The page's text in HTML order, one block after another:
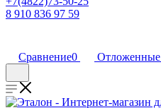
8 910 836 97 59
Сравнение0 Отложенные